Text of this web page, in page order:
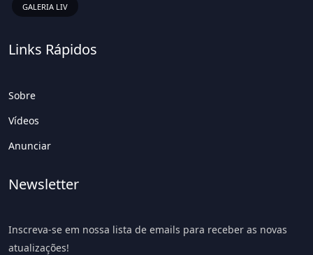
GALERIA LIV
Links Rápidos
Sobre
Vídeos
Anunciar
Newsletter
Inscreva-se em nossa lista de emails para receber as novas
atualizações!